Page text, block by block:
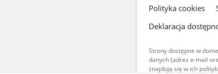
gov.pl
Polityka cookies
Deklaracja
Strony dostępne w
danych (adres e-mail
znajdują się w ich